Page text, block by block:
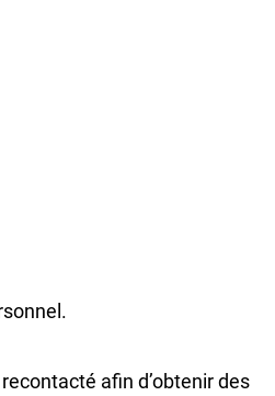
afin d’obtenir des